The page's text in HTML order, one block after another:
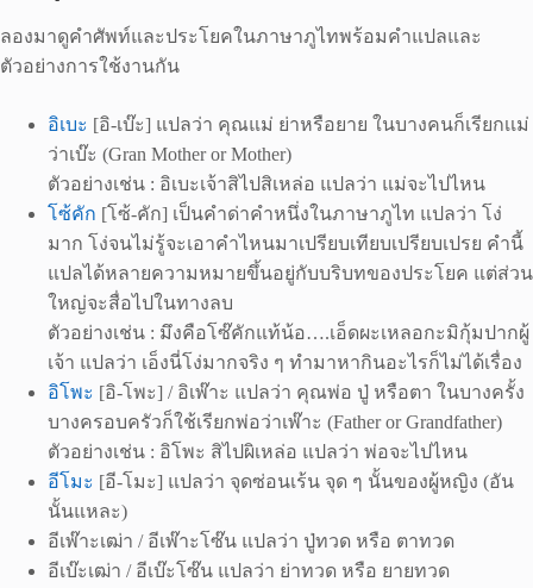
ลองมาดูคำศัพท์และประโยคในภาษาภูไทพร้อมคำแปลและ
ตัวอย่างการใช้งานกัน
อิเบะ [อิ-เบ๊ะ] แปลว่า คุณแม่ ย่าหรือยาย ในบางคนก็เรียกเเม่
ว่าเบ๊ะ (Gran Mother or Mother)
ตัวอย่างเช่น : อิเบะเจ้าสิไปสิเหล่อ แปลว่า แม่จะไปไหน
โซ้คัก [โซ้-คัก] เป็นคำด่าคำหนึ่งในภาษาภูไท แปลว่า โง่
มาก โง่จนไม่รู้จะเอาคำไหนมาเปรียบเทียบเปรียบเปรย คำนี้
แปลได้หลายความหมายขึ้นอยู่กับบริบทของประโยค แต่ส่วน
ใหญ่จะสื่อไปในทางลบ
ตัวอย่างเช่น : มึงคือโซ๊คักแท้น้อ….เอ็ดผะเหลอกะมิกุ้มปากผู้
เจ้า แปลว่า เอ็งนี่โง่มากจริง ๆ ทำมาหากินอะไรก็ไม่ได้เรื่อง
อิโพะ [อิ-โพะ] / อิเพ๊าะ แปลว่า คุณพ่อ ปู่ หรือตา ในบางครั้ง
บางครอบครัวก็ใช้เรียกพ่อว่าเพ๊าะ (Father or Grandfather)
ตัวอย่างเช่น : อิโพะ สิไปผิเหล่อ แปลว่า พ่อจะไปไหน
อีโมะ [อี-โมะ] แปลว่า จุดซ่อนเร้น จุด ๆ นั้นของผู้หญิง (อัน
นั้นแหละ)
อีเพ๊าะเฒ่า / อีเพ๊าะโซ๊น แปลว่า ปู่ทวด หรือ ตาทวด
อีเบ๊ะเฒ่า / อีเบ๊ะโซ๊น แปลว่า ย่าทวด หรือ ยายทวด